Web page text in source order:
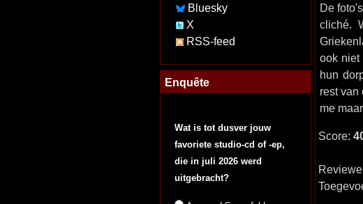
Bluesky
X
RSS-feed
Enquête
Wat is tot dusver jouw
favoriete studio-cd of -ep,
die in juli 2026 werd
uitgebracht?
De
cliché.
ook niet
hun
rest van
me
Score: